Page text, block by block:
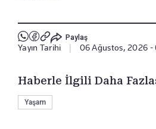
Paylaş
Yayın Tarihi 06 Ağustos, 2026 -
Haberle İlgili Daha
Yaşam